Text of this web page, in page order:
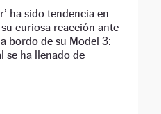
ha sido tendencia en
curiosa reacción ante
bordo de su Model 3:
se ha llenado de